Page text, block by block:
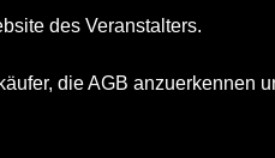
des Veranstalters.
die AGB anzuerkennen